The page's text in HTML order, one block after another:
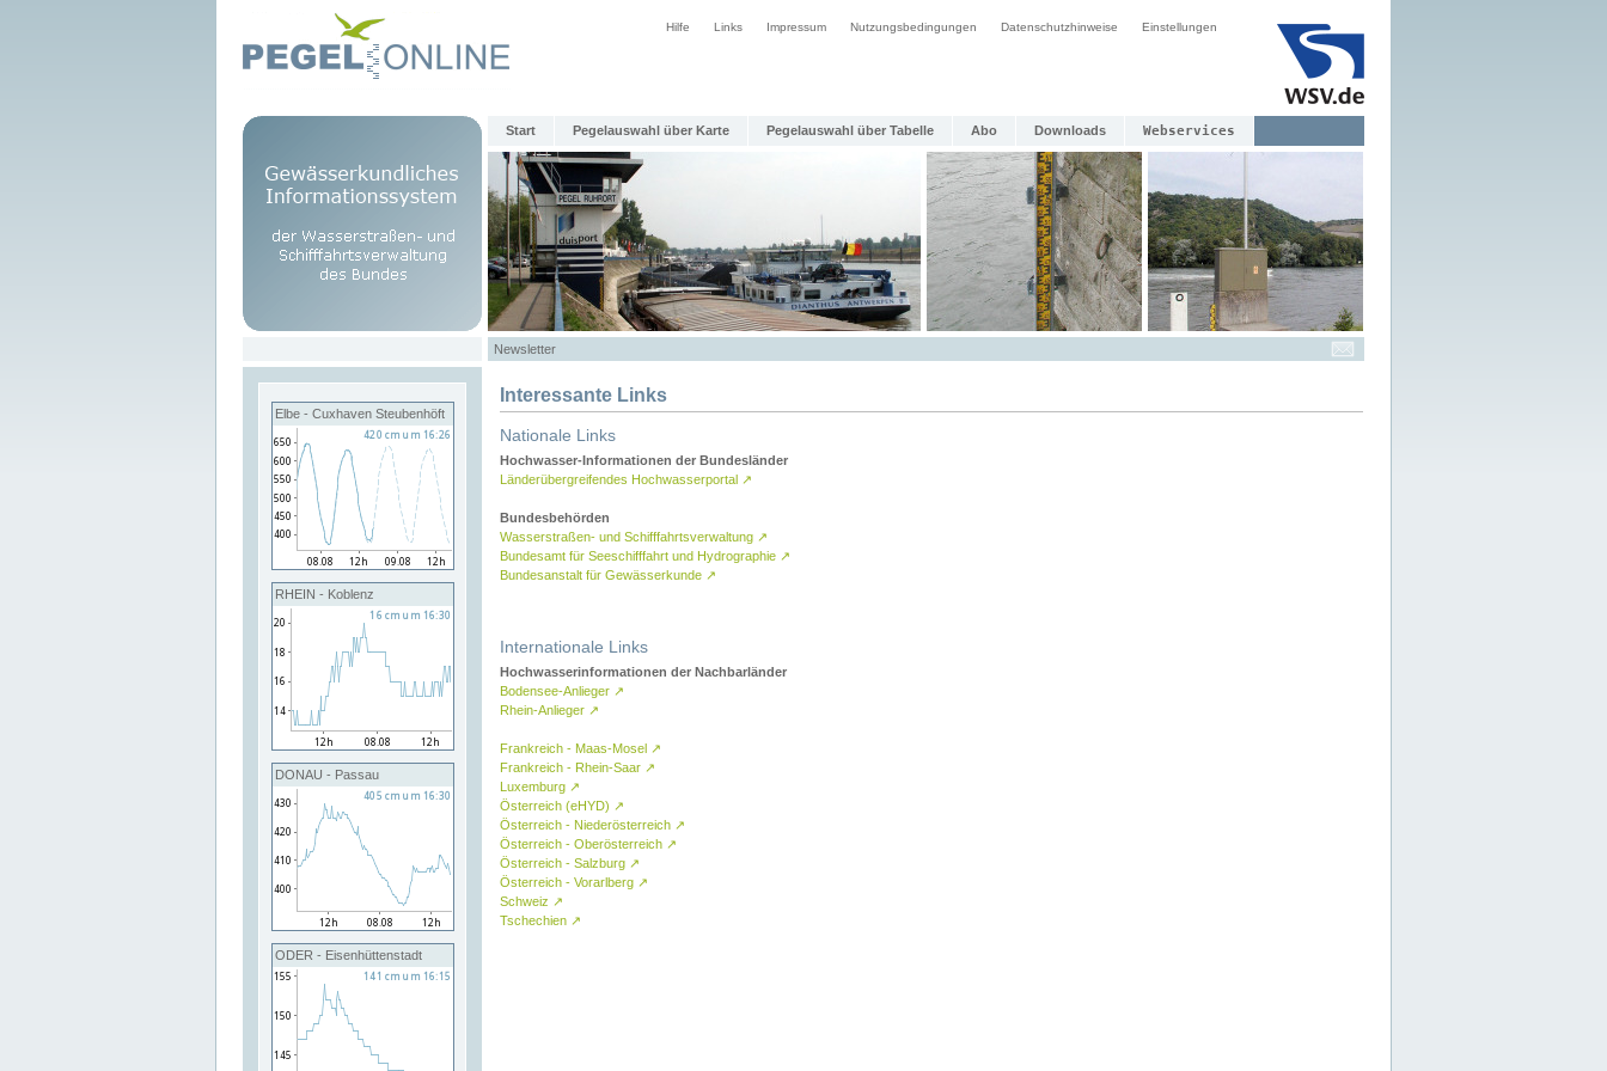
Hilfe Links Impressum Nutzungsbedingungen Datenschutzhinweise Einstellungen
Start Pegelauswahl über Karte Pegelauswahl über Tabelle Abo Downloads Webservices
Newsletter
Elbe - Cuxhaven Steubenhöft
RHEIN - Koblenz
DONAU - Passau
ODER - Eisenhüttenstadt
Interessante Links
Nationale Links
Hochwasser-Informationen der Bundesländer
Länderübergreifendes Hochwasserportal ↗
Bundesbehörden
Wasserstraßen- und Schifffahrtsverwaltung ↗
Bundesamt für Seeschifffahrt und Hydrographie ↗
Bundesanstalt für Gewässerkunde ↗
Internationale Links
Hochwasserinformationen der Nachbarländer
Bodensee-Anlieger ↗
Rhein-Anlieger ↗
Frankreich - Maas-Mosel ↗
Frankreich - Rhein-Saar ↗
Luxemburg ↗
Österreich (eHYD) ↗
Österreich - Niederösterreich ↗
Österreich - Oberösterreich ↗
Österreich - Salzburg ↗
Österreich - Vorarlberg ↗
Schweiz ↗
Tschechien ↗